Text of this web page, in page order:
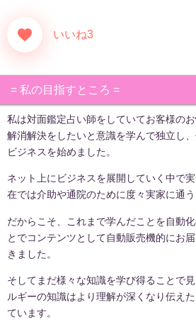
いいね3
= 私の目指すところ =
私は対面鑑定占い師をしていてお客様の
解消解決をしたいと意識を学んで独立し
ビジネスを始めました。
ネット上にビジネスを展開していく中で
在では介助や通院のために度々実家に通う
だからこそ、これまで学んだことを自動
とでコンテンツとして自動販売機的にお
きました。
そしてまだ様々な知識を学び得ることで
ルギーの知識はより理解が深くなり伝え
ています。